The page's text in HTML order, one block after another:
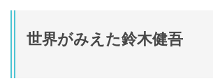
世界がみえた鈴木健吾